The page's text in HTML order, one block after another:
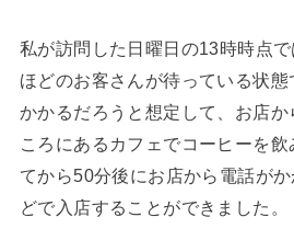
私が訪問した日曜日の13時時点
ほどのお客さんが待っている状
かかるだろうと想定して、お店か
ころにあるカフェでコーヒーを
てから50分後にお店から電話が
どで入店することができました。